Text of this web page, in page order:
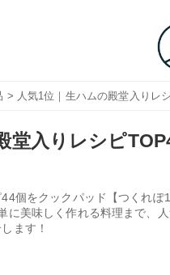
> 人気1位｜生ハムの殿堂入りレ
堂入りレシピ
個をクックパッド【つくれ
に美味しく作れる料理まで、
ます！